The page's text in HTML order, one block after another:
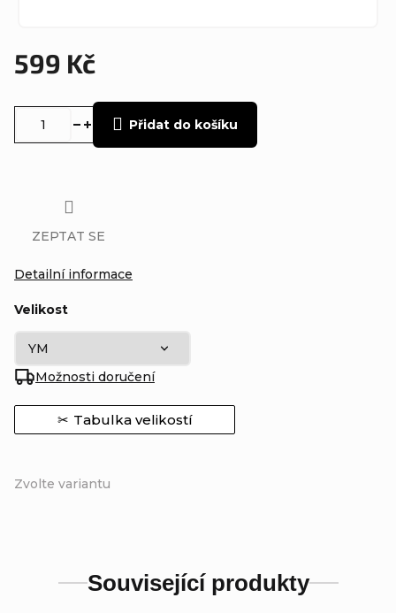
599 Kč
Zvolte variantu
Velikost
Možnosti doručení
Tabulka velikostí
Přidat do košíku
Detailní informace
ZEPTAT SE
Související produkty